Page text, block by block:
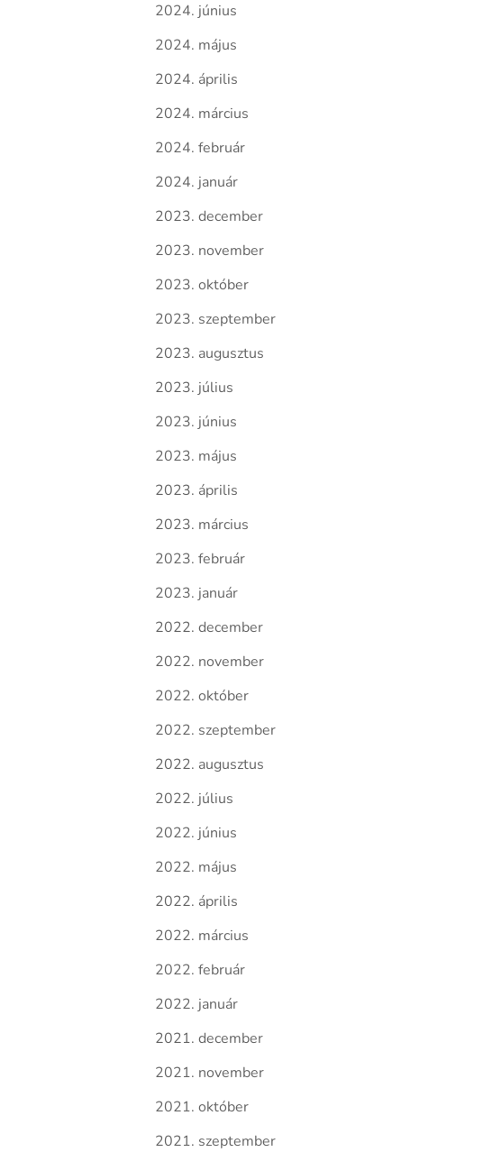
2024. június
2024. május
2024. április
2024. március
2024. február
2024. január
2023. december
2023. november
2023. október
2023. szeptember
2023. augusztus
2023. július
2023. június
2023. május
2023. április
2023. március
2023. február
2023. január
2022. december
2022. november
2022. október
2022. szeptember
2022. augusztus
2022. július
2022. június
2022. május
2022. április
2022. március
2022. február
2022. január
2021. december
2021. november
2021. október
2021. szeptember